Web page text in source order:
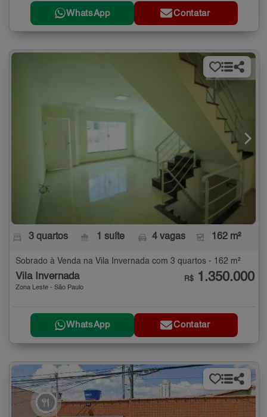
WhatsApp Contatar
3 quartos 1 suíte 4 vagas 162 m²
Sobrado à Venda na Vila Invernada com 3 quartos - 162 m²
Vila Invernada
Zona Leste - São Paulo
R$ 1.350.000
WhatsApp Contatar